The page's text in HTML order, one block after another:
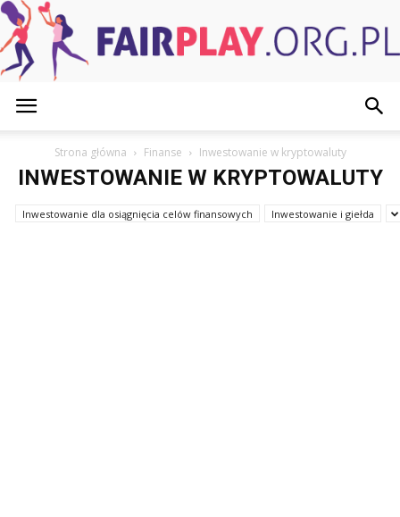
Strona główna Finanse Inwestowanie w kryptowaluty
INWESTOWANIE W KRYPTOWALUTY
Inwestowanie dla osiągnięcia celów finansowych Inwestowanie i giełda